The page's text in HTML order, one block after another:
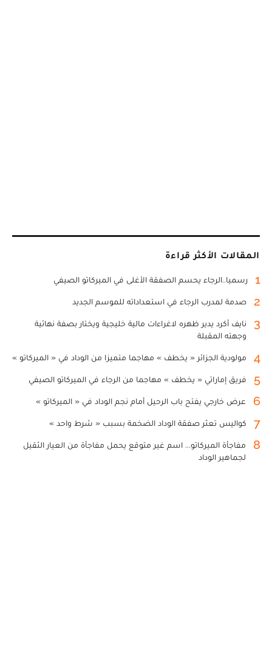
المقالات الأكثر قراءة
1 رسميا..الرجاء يحسم الصفقة الأغلى في الميركاتو الصيفي
2 صدمة لمدرب الرجاء في استعداداته للموسم الجديد
3
نايف أكرد يدير ظهره لاغراءات مالية خليجية ويختار بصفة نهائية
وجهته المقبلة
4 مولودية الجزائر « يخطف » مهاجما متميزا من الوداد في « الميركاتو »
5 فريق إماراتي « يخطف » مهاجما من الرجاء في الميركاتو الصيفي
6 عرض خارجي يفتح باب الرحيل أمام نجم الوداد في « الميركاتو »
7 كواليس تعثر صفقة الوداد الضخمة بسبب « شرط واحد »
8
مفاجأة الميركاتو... اسم غير متوقع يحمل مفاجأة من العيار الثقيل
لجماهير الوداد